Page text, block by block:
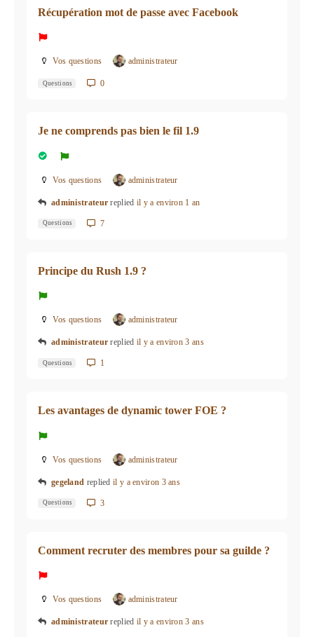
Récupération mot de passe avec Facebook
Vos questions administrateur
Questions 0
Je ne comprends pas bien le fil 1.9
Vos questions administrateur
administrateur replied il y a environ 1 an
Questions 7
Principe du Rush 1.9 ?
Vos questions administrateur
administrateur replied il y a environ 3 ans
Questions 1
Les avantages de dynamic tower FOE ?
Vos questions administrateur
gegeland repliedil y a environ 3 ans
Questions 3
Comment recruter des membres pour sa guilde ?
Vos questions administrateur
administrateur replied il y a environ 3 ans